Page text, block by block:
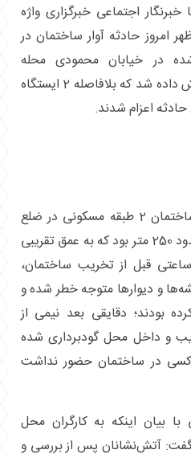
اجتماعی خبرگزاری واژه
اظهار کرد: ساعت 11 ظهر امروز حادثه آوار ساختمان در
در خیابان محمودی محله
یافت‌آباد به این سازمان گزارش داده شد که بلافاصله 2 ایستگاه
وی افزود: محل حادثه یک ساختمان 2 طبقه مسکونی در ضلع
جنوبی یک ملک به وسعت حدود 250 متر بود که به عمق تقریبی
قبل از تخریب ساختمان،
و دیوارها متوجه خطر شده و
بودند؛ دقایقی بعد نیمی از
و داخل محل گودبرداری شده
در ساختمان حضور نداشت
بیان اینکه به کارگران محل
گفت: آتش‌نشانان پس از بررسی و